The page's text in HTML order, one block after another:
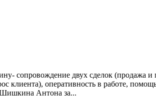
сопровождение двух сделок (продажа
клиента), оперативность в работе,
Антона за...